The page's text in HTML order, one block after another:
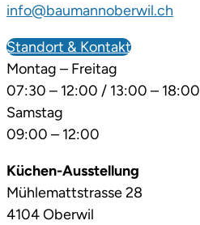
info@baumannoberwil.ch
Standort & Kontakt
Montag – Freitag
07:30 – 12:00 / 13:00 – 18:00
Samstag
09:00 – 12:00
Küchen-Ausstellung
Mühlemattstrasse 28
4104 Oberwil